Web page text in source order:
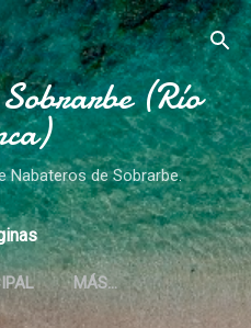
principal
(Río
Nabateros de Sobrarbe.
MÁS…